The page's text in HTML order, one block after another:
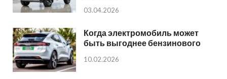
03.04.2026
Когда электромобиль может
быть выгоднее бензинового
10.02.2026